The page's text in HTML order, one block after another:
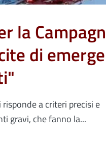
la
di
a criteri precisi e
gravi, che fanno la...